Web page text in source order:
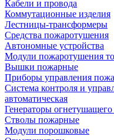
Кабели и провода
Коммутационные изделия
Лестницы-трансформеры
Средства пожаротушения
Автономные устройства
Модули пожаротушения
Вышки пожарные
Приборы управления
Система контроля и
автоматическая
Генераторы огнетушащего
Стволы пожарные
Модули порошковые